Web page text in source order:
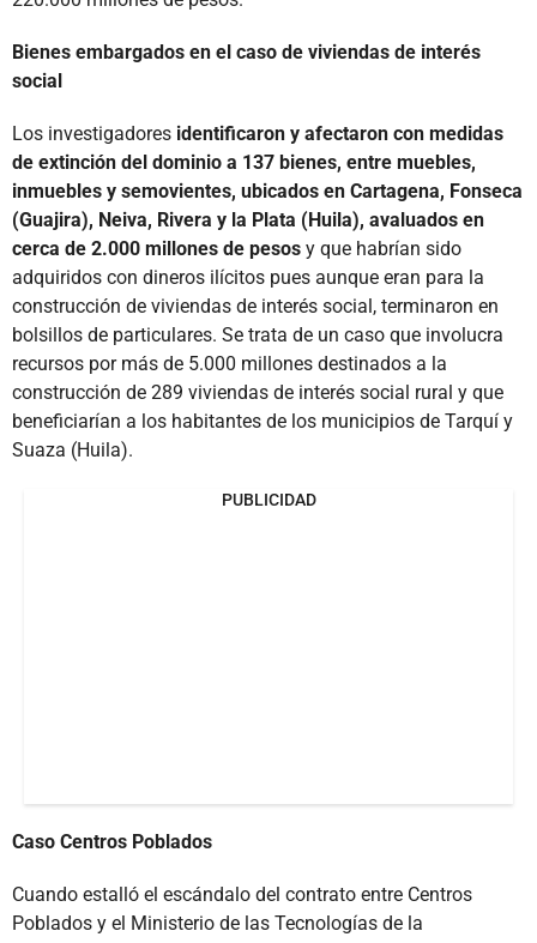
Bienes embargados en el caso de viviendas de interés
social
Los investigadores identificaron y afectaron con medidas
de extinción del dominio a 137 bienes, entre muebles,
inmuebles y semovientes, ubicados en Cartagena, Fonseca
(Guajira), Neiva, Rivera y la Plata (Huila), avaluados en
cerca de 2.000 millones de pesos y que habrían sido
adquiridos con dineros ilícitos pues aunque eran para la
construcción de viviendas de interés social, terminaron en
bolsillos de particulares. Se trata de un caso que involucra
recursos por más de 5.000 millones destinados a la
construcción de 289 viviendas de interés social rural y que
beneficiarían a los habitantes de los municipios de Tarquí y
Suaza (Huila).
PUBLICIDAD
Caso Centros Poblados
Cuando estalló el escándalo del contrato entre Centros
Poblados y el Ministerio de las Tecnologías de la